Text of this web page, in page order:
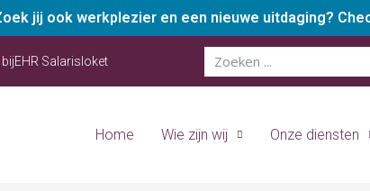
jij ook werkplezier en een nieuwe uitdaging?
EHR Salarisloket
Home Wie zijn wij Onze diensten